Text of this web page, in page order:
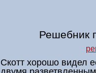
Решебник
Скотт хорошо видел